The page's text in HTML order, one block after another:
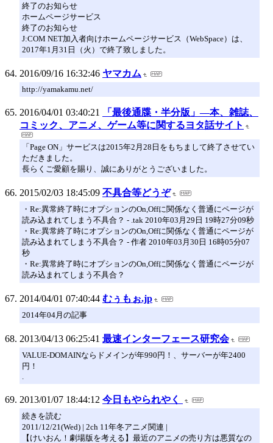
終了のお知らせ
ホームページサービス
終了のお知らせ
J:COM NET加入者向けホームページサービス（WebSpace）は、
2017年1月31日（火）で終了致しました。
2016/09/16 16:32:46 ヤマカム
http://yamakamu.net/
2016/04/01 03:40:21
「最後通牒・半分版」―本、雑誌、
コミック、アニメ、ゲーム等に関するヨタ話サイト
「Page ON」サービスは2015年2月28日をもちまして終了させてい
ただきました。
長らくご愛顧を賜り、誠にありがとうございました。
2015/02/03 18:45:09 不具合等どうぞ
・Re:異常終了時にオプションのOn,Offに関係なく普通にページが
読み込まれてしまう不具合？ - .tak 2010年03月29日 19時27分09秒
・Re:異常終了時にオプションのOn,Offに関係なく普通にページが
読み込まれてしまう不具合？ - 作者 2010年03月30日 16時05分07
秒
・Re:異常終了時にオプションのOn,Offに関係なく普通にページが
読み込まれてしまう不具合？
2014/04/01 07:40:44 むぅもぉ.jp
2014年04月の記事
2013/04/13 06:25:41 最速インターフェース研究会
VALUE-DOMAINならドメインが年990円！、サーバーが年2400
円！
2013/01/07 18:44:12 今日もやられやく
続きを読む
2011/12/21(Wed) | 2ch 11年冬アニメ関連 |
【けいおん！劇場版を考える】最近のアニメの売り方は悪質なの